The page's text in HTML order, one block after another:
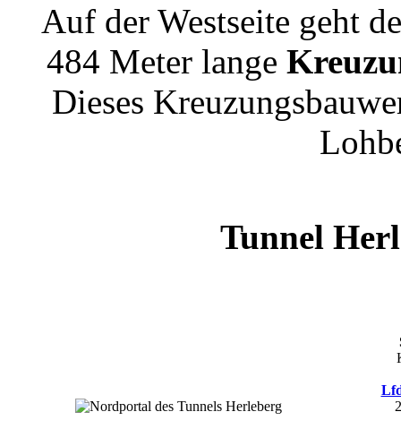
Auf der Westseite geht
484 Meter lange
Dieses
Tunnel